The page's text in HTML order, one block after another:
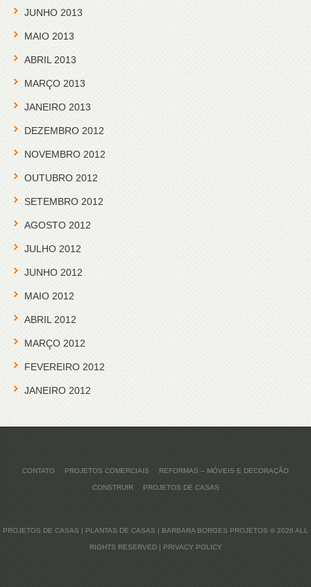
JUNHO 2013
MAIO 2013
ABRIL 2013
MARÇO 2013
JANEIRO 2013
DEZEMBRO 2012
NOVEMBRO 2012
OUTUBRO 2012
SETEMBRO 2012
AGOSTO 2012
JULHO 2012
JUNHO 2012
MAIO 2012
ABRIL 2012
MARÇO 2012
FEVEREIRO 2012
JANEIRO 2012
CONTATO PROJETOS COMERCIAIS REFORMAS – MÓVEIS E DECORAÇÃO
CONSTRUIR PROJETOS DE CASAS
PROJETOS DE CASAS | PLANTAS DE CASAS | BARBARA BORGES PROJETOS © 2026 ALL
RIGHTS RESERVED | PRIVACY POLICY